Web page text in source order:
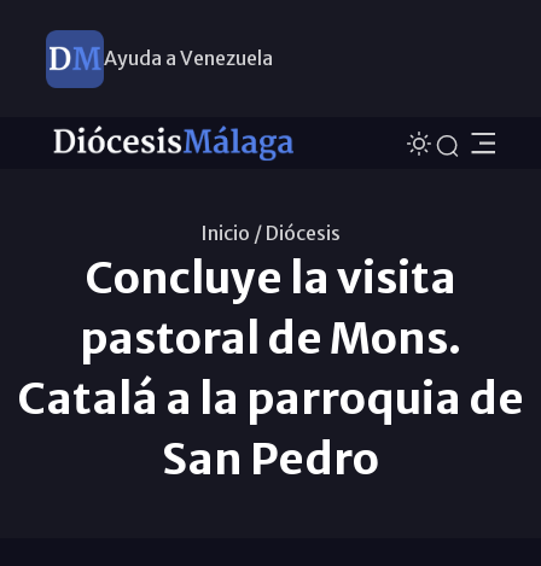
Ayuda a Venezuela
Inicio / Diócesis
Concluye la visita
pastoral de Mons.
Catalá a la parroquia de
San Pedro